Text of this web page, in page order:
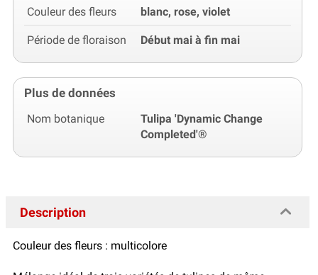
Couleur des fleurs blanc, rose, violet
Période de floraison Début mai à fin mai
Plus de données
Nom botanique
Tulipa 'Dynamic Change
Completed'®
Description
Couleur des fleurs : multicolore